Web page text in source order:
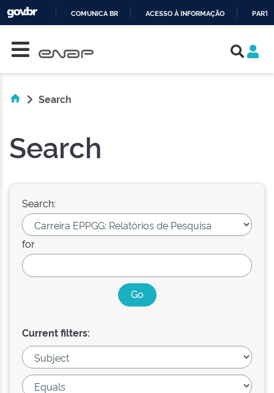
COMUNICA BR ACESSO À INFORMAÇÃO
Search
Search
Search:
for
Current filters: